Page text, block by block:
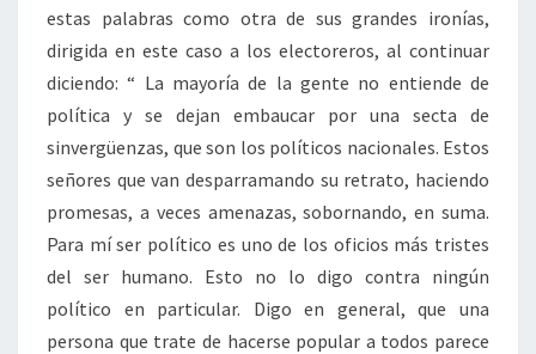
estas palabras como otra de sus grandes ironías,
dirigida en este caso a los electoreros, al continuar
diciendo: “ La mayoría de la gente no entiende de
política y se dejan embaucar por una secta de
sinvergüenzas, que son los políticos nacionales. Estos
señores que van desparramando su retrato, haciendo
promesas, a veces amenazas, sobornando, en suma.
Para mí ser político es uno de los oficios más tristes
del ser humano. Esto no lo digo contra ningún
político en particular. Digo en general, que una
persona que trate de hacerse popular a todos parece